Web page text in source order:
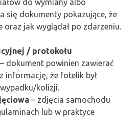
do wymiany albo
się dokumenty pokazujące, że
oraz jak wyglądał po zdarzeniu.
/ protokołu
– dokument powinien zawierać
informację, że fotelik był
kolizji.
– zdjęcia samochodu
lub w praktyce